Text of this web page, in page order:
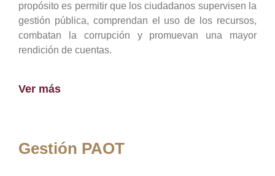
propósito es permitir que los ciudadanos supervisen la
gestión pública, comprendan el uso de los recursos,
combatan la corrupción y promuevan una mayor
rendición de cuentas.
Ver más
Gestión PAOT